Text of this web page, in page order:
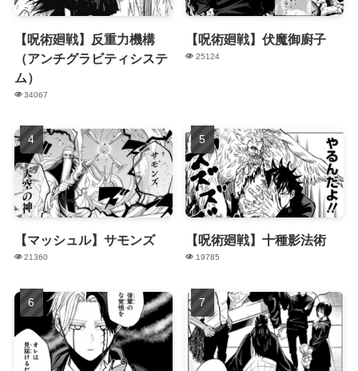
【呪術廻戦】反重力機構
（アンチグラビティシステ
ム）
34067
【呪術廻戦】伏魔御廚子
25124
【マッシュル】サモンズ
21360
【呪術廻戦】十種影法術
19785